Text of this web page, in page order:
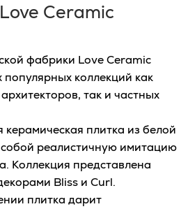
Ceramic
фабрики Love Ceramic
коллекций как
так и частных
керамическая плитка из белой
собой реалистичную имитацию
Коллекция представлена
Bliss и Curl.
плитка дарит